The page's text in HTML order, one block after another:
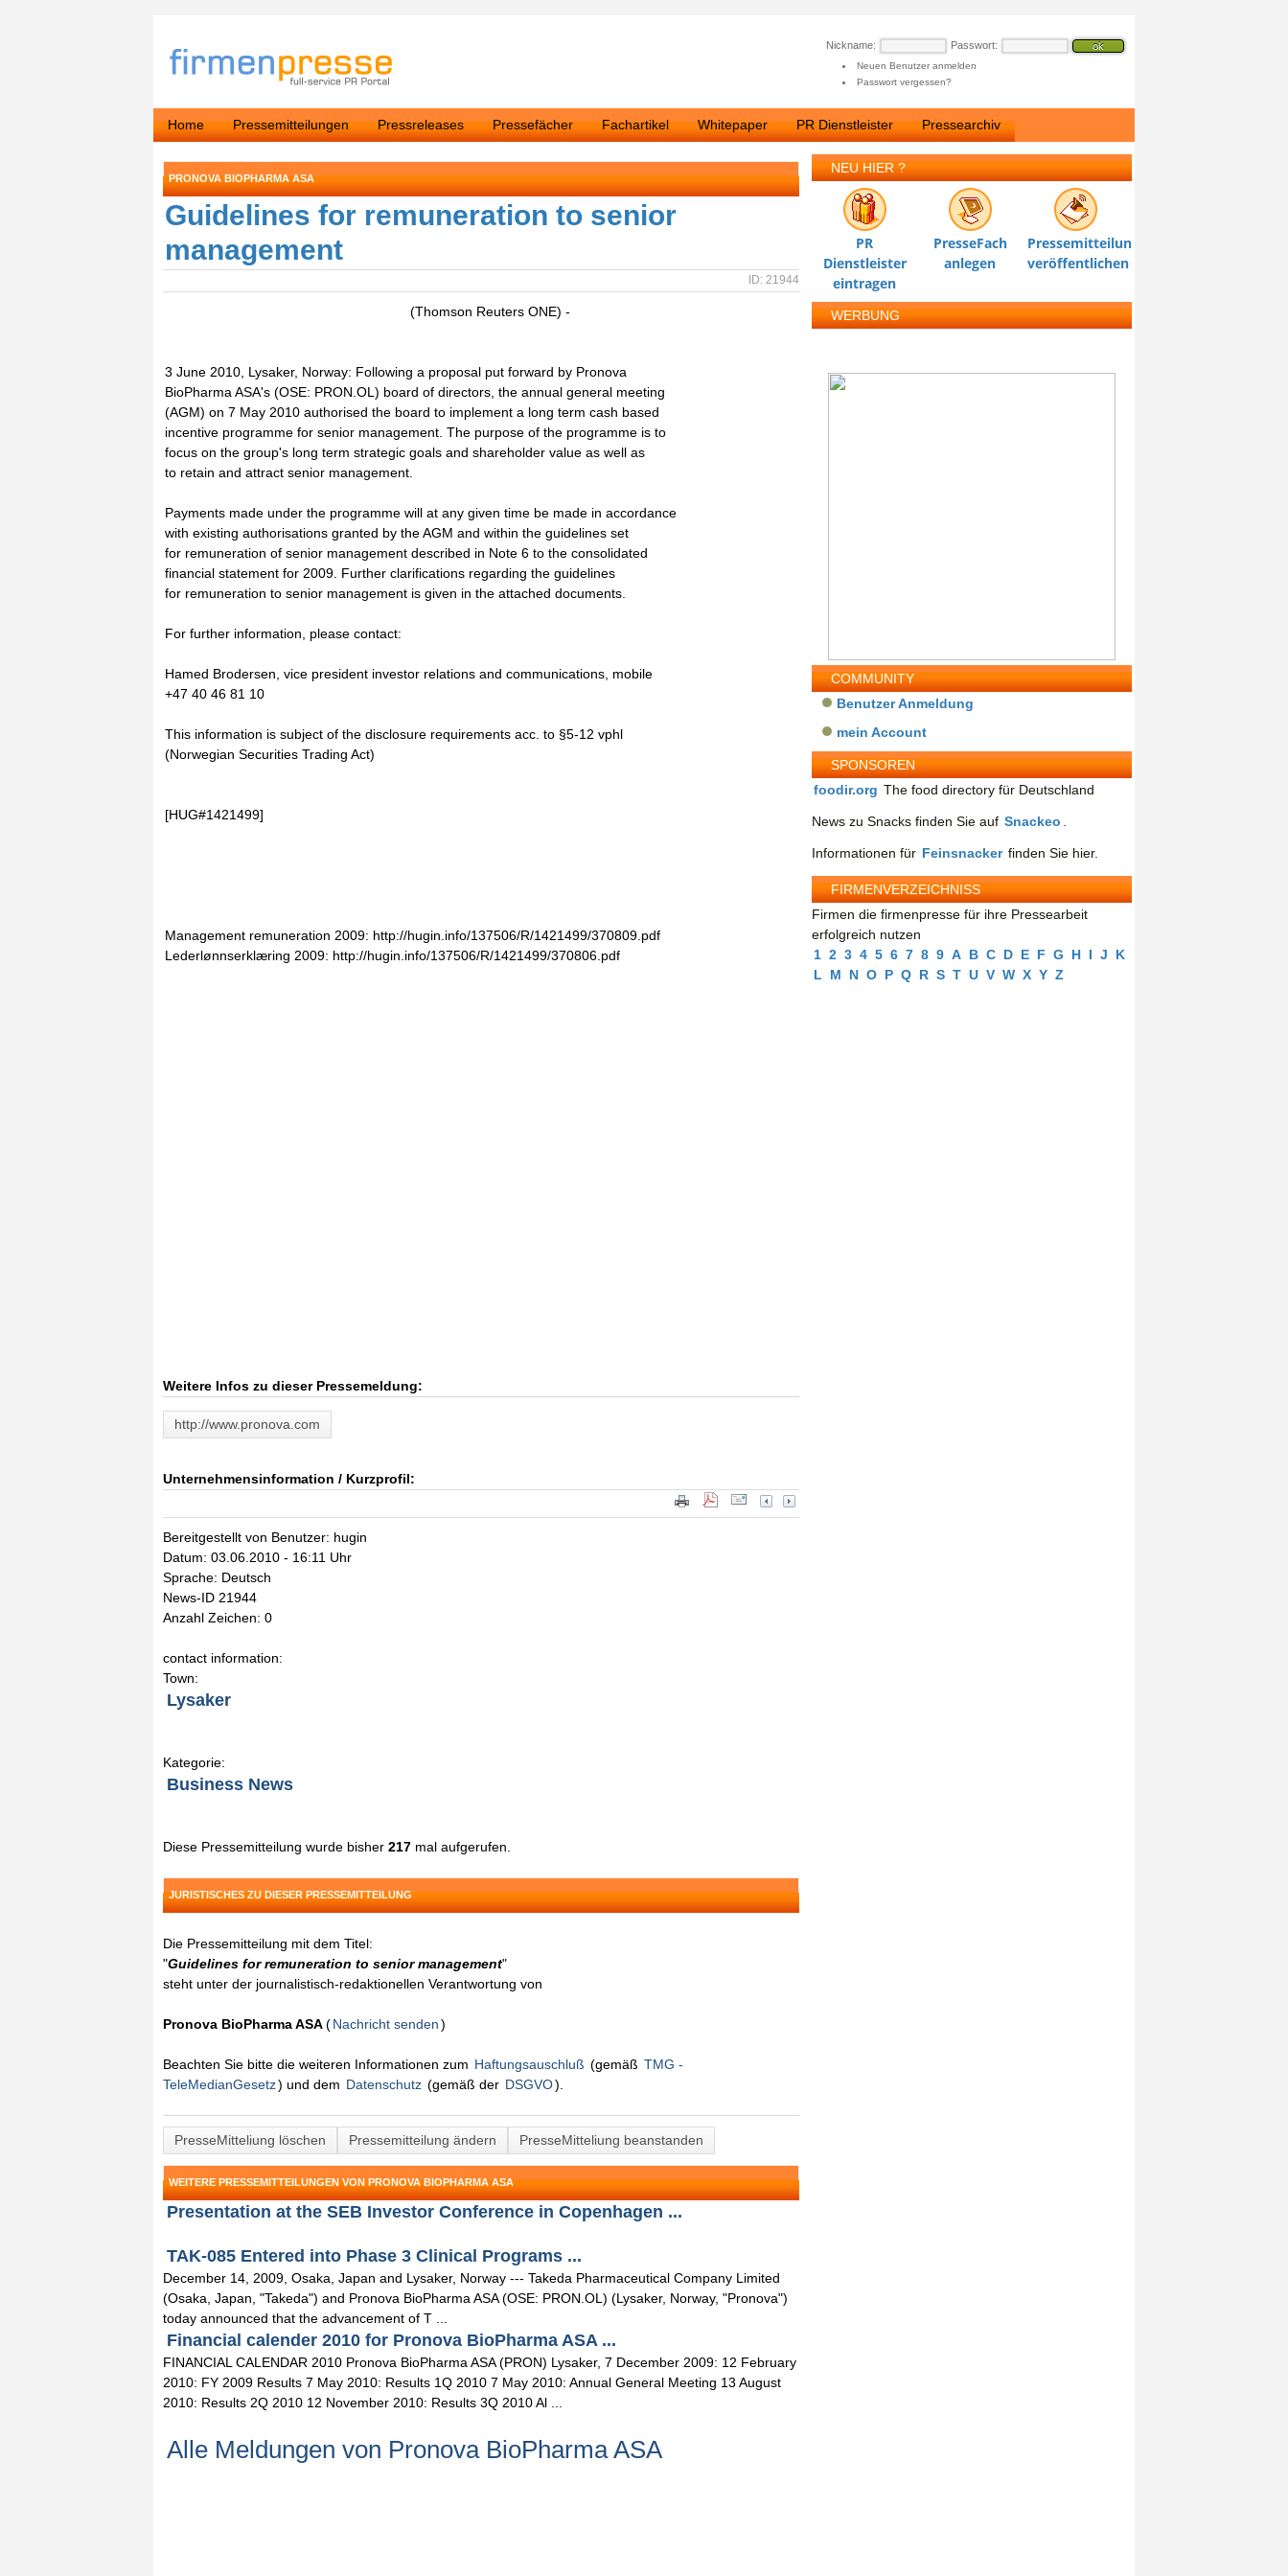
Nickname: Passwort:
Neuen Benutzer anmelden
Passwort vergessen?
Home Pressemitteilungen Pressreleases Pressefächer Fachartikel Whitepaper PR Dienstleister Pressearchiv
PRONOVA BIOPHARMA ASA
Guidelines for remuneration to senior
management
ID: 21944
(Thomson Reuters ONE) -
3 June 2010, Lysaker, Norway: Following a proposal put forward by Pronova
BioPharma ASA's (OSE: PRON.OL) board of directors, the annual general meeting
(AGM) on 7 May 2010 authorised the board to implement a long term cash based
incentive programme for senior management. The purpose of the programme is to
focus on the group's long term strategic goals and shareholder value as well as
to retain and attract senior management.
Payments made under the programme will at any given time be made in accordance
with existing authorisations granted by the AGM and within the guidelines set
for remuneration of senior management described in Note 6 to the consolidated
financial statement for 2009. Further clarifications regarding the guidelines
for remuneration to senior management is given in the attached documents.
For further information, please contact:
Hamed Brodersen, vice president investor relations and communications, mobile
+47 40 46 81 10
This information is subject of the disclosure requirements acc. to §5-12 vphl
(Norwegian Securities Trading Act)
[HUG#1421499]
Management remuneration 2009: http://hugin.info/137506/R/1421499/370809.pdf
Lederlønnserklæring 2009: http://hugin.info/137506/R/1421499/370806.pdf
Weitere Infos zu dieser Pressemeldung:
http://www.pronova.com
Unternehmensinformation / Kurzprofil:
Bereitgestellt von Benutzer: hugin
Datum: 03.06.2010 - 16:11 Uhr
Sprache: Deutsch
News-ID 21944
Anzahl Zeichen: 0
contact information:
Town:
Lysaker
Kategorie:
Business News
Diese Pressemitteilung wurde bisher 217 mal aufgerufen.
JURISTISCHES ZU DIESER PRESSEMITTEILUNG
Die Pressemitteilung mit dem Titel:
"Guidelines for remuneration to senior management"
steht unter der journalistisch-redaktionellen Verantwortung von
Pronova BioPharma ASA(Nachricht senden)
Beachten Sie bitte die weiteren Informationen zum Haftungsauschluß (gemäß TMG -
TeleMedianGesetz) und dem Datenschutz (gemäß der DSGVO).
PresseMitteliung löschen Pressemitteilung ändern PresseMitteliung beanstanden
WEITERE PRESSEMITTEILUNGEN VON PRONOVA BIOPHARMA ASA
Presentation at the SEB Investor Conference in Copenhagen ...
TAK-085 Entered into Phase 3 Clinical Programs ...
December 14, 2009, Osaka, Japan and Lysaker, Norway --- Takeda Pharmaceutical Company Limited
(Osaka, Japan, "Takeda") and Pronova BioPharma ASA (OSE: PRON.OL) (Lysaker, Norway, "Pronova")
today announced that the advancement of T ...
Financial calender 2010 for Pronova BioPharma ASA ...
FINANCIAL CALENDAR 2010 Pronova BioPharma ASA (PRON) Lysaker, 7 December 2009: 12 February
2010: FY 2009 Results 7 May 2010: Results 1Q 2010 7 May 2010: Annual General Meeting 13 August
2010: Results 2Q 2010 12 November 2010: Results 3Q 2010 Al ...
Alle Meldungen von Pronova BioPharma ASA
NEU HIER ?
PR
Dienstleister
eintragen
PresseFach
anlegen
Pressemitteilung
veröffentlichen
WERBUNG
COMMUNITY
Benutzer Anmeldung
mein Account
SPONSOREN
foodir.org The food directory für Deutschland
News zu Snacks finden Sie auf Snackeo
Informationen für Feinsnacker finden Sie hier.
FIRMENVERZEICHNISS
Firmen die firmenpresse für ihre Pressearbeit
erfolgreich nutzen
1 2 3 4 5 6 7 8 9 A B C D E F G H I J
K
L
M N O P Q R S T U V W X Y Z